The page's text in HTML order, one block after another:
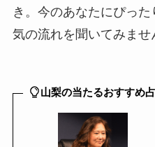
き。今のあなたにぴっ
気の流れを聞いてみませ
山梨の当たるおすすめ占